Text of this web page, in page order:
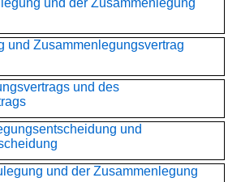
und der Zusammenlegung
und Zusammenlegungsvertrag
und des
und
und der Zusammenlegung